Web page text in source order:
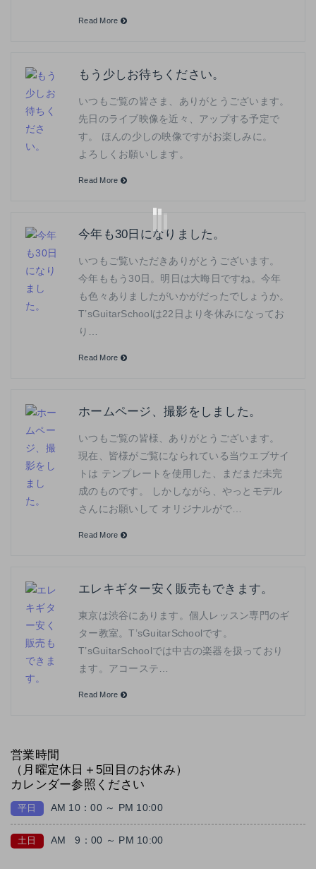
Read More
もう少しお待ちください。
いつもご覧の皆さま、ありがとうございます。
先日のライブ映像を近々、アップする予定で
す。 ほんの少しの映像ですがお楽しみに。
よろしくお願いします。
Read More
今年も30日になりました。
いつもご覧いただきありがとうございます。
今年ももう30日。明日は大晦日ですね。今年
も色々ありましたがいかがだったでしょうか。
T’sGuitarSchoolは22日より冬休みになってお
り…
Read More
ホームページ、撮影をしました。
いつもご覧の皆様、ありがとうございます。
現在、皆様がご覧になられている当ウエブサイ
トは テンプレートを使用した、まだまだ未完
成のものです。 しかしながら、やっとモデル
さんにお願いして オリジナルがで…
Read More
エレキギター安く販売もできます。
東京は渋谷にあります。個人レッスン専門のギ
ター教室。T’sGuitarSchoolです。
T’sGuitarSchoolでは中古の楽器を扱っており
ます。アコーステ…
Read More
営業時間
（月曜定休日＋5回目のお休み）
カレンダー参照ください
平日 AM 10：00 ～ PM 10:00
土日 AM 9：00 ～ PM 10:00